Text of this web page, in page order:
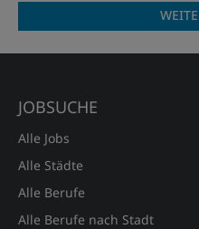
JOBSUCHE
Alle Jobs
Alle Städte
Alle Berufe
Alle Berufe nach Stadt